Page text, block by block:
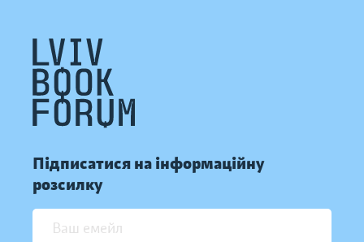
Підписатися на інформаційну
розсилку